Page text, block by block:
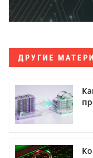
ДРУГИЕ